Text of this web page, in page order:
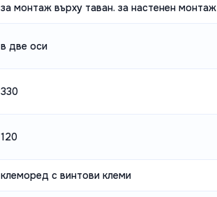
за монтаж върху таван. за настенен монтаж
в две оси
330
120
клеморед с винтови клеми